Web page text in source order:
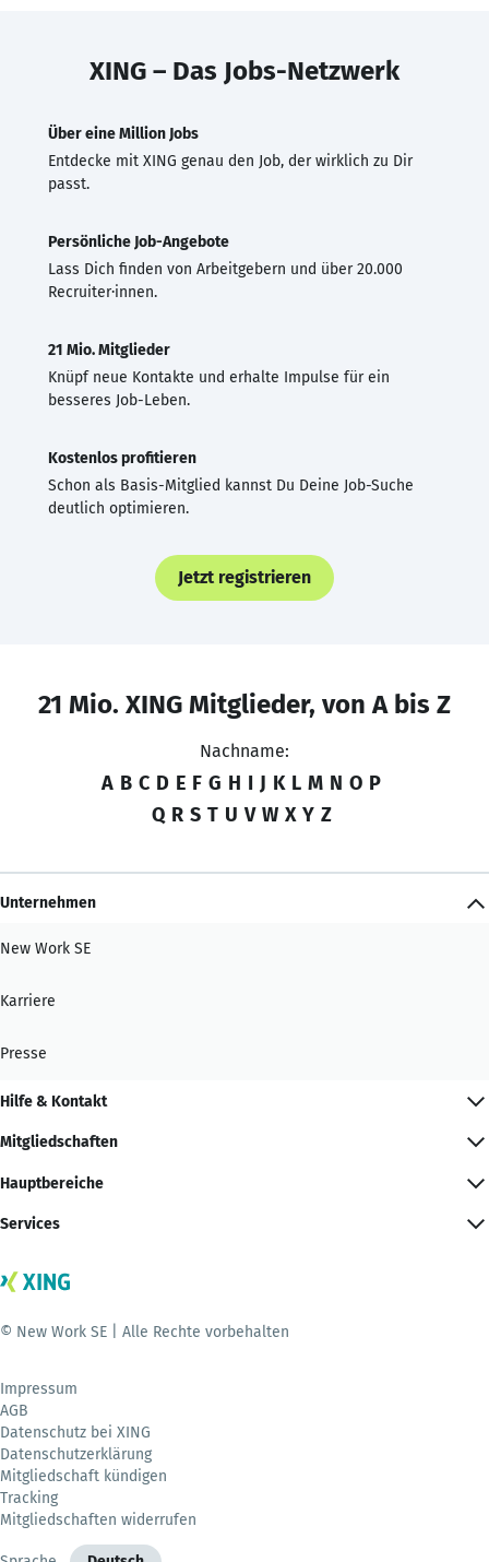
XING – Das Jobs-Netzwerk
Über eine Million Jobs
Entdecke mit XING genau den Job, der wirklich zu Dir
passt.
Persönliche Job-Angebote
Lass Dich finden von Arbeitgebern und über 20.000
Recruiter·innen.
21 Mio. Mitglieder
Knüpf neue Kontakte und erhalte Impulse für ein
besseres Job-Leben.
Kostenlos profitieren
Schon als Basis-Mitglied kannst Du Deine Job-Suche
deutlich optimieren.
Jetzt registrieren
21 Mio. XING Mitglieder, von A bis Z
Nachname:
A B C D E F G H I J K L M N O P
Q R S T U V W X Y Z
Unternehmen
New Work SE
Karriere
Presse
Hilfe & Kontakt
Mitgliedschaften
Hauptbereiche
Services
© New Work SE | Alle Rechte vorbehalten
Impressum
AGB
Datenschutz bei XING
Datenschutzerklärung
Mitgliedschaft kündigen
Tracking
Mitgliedschaften widerrufen